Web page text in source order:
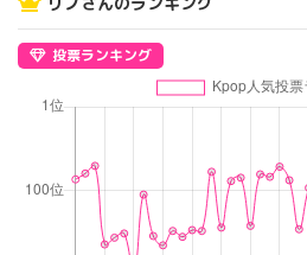
投票ランキング